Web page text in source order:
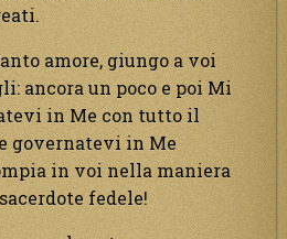
amore, giungo a voi
ancora un poco e poi Mi
in Me con tutto il
governatevi in Me
in voi nella maniera
fedele!